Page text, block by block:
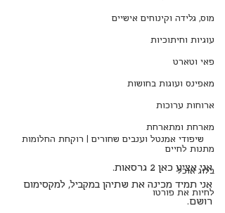
מוס, גלידה וקינוחים אישיים
עוגיות וחיתוכיות
פאי וטארט
מאפינס ועוגות בחושות
ארוחות ערוכות
מארחת ומתארחת
מתנות לחיים
בלוג אוכל
לחיות את פורטו
שיפודי אמנטל וענבים שחורים | רוקחת החלומות
אני אציע כאן 2 גרסאות.
אני תמיד מכינה את שתיהן במקביל, למקסימום
רושם.